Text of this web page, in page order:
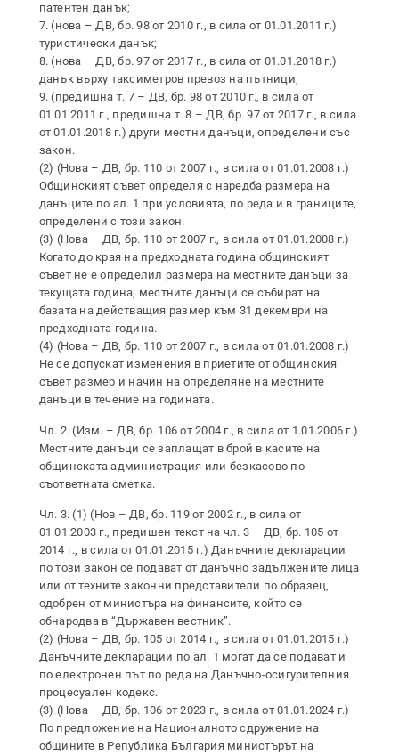
патентен данък;
7. (нова – ДВ, бр. 98 от 2010 г., в сила от 01.01.2011 г.)
туристически данък;
8. (нова – ДВ, бр. 97 от 2017 г., в сила от 01.01.2018 г.)
данък върху таксиметров превоз на пътници;
9. (предишна т. 7 – ДВ, бр. 98 от 2010 г., в сила от
01.01.2011 г., предишна т. 8 – ДВ, бр. 97 от 2017 г., в сила
от 01.01.2018 г.) други местни данъци, определени със
закон.
(2) (Нова – ДВ, бр. 110 от 2007 г., в сила от 01.01.2008 г.)
Общинският съвет определя с наредба размера на
данъците по ал. 1 при условията, по реда и в границите,
определени с този закон.
(3) (Нова – ДВ, бр. 110 от 2007 г., в сила от 01.01.2008 г.)
Когато до края на предходната година общинският
съвет не е определил размера на местните данъци за
текущата година, местните данъци се събират на
базата на действащия размер към 31 декември на
предходната година.
(4) (Нова – ДВ, бр. 110 от 2007 г., в сила от 01.01.2008 г.)
Не се допускат изменения в приетите от общинския
съвет размер и начин на определяне на местните
данъци в течение на годината.
Чл. 2. (Изм. – ДВ, бр. 106 от 2004 г., в сила от 1.01.2006 г.)
Местните данъци се заплащат в брой в касите на
общинската администрация или безкасово по
съответната сметка.
Чл. 3. (1) (Нов – ДВ, бр. 119 от 2002 г., в сила от
01.01.2003 г., предишен текст на чл. 3 – ДВ, бр. 105 от
2014 г., в сила от 01.01.2015 г.) Данъчните декларации
по този закон се подават от данъчно задължените лица
или от техните законни представители по образец,
одобрен от министъра на финансите, който се
обнародва в “Държавен вестник”.
(2) (Нова – ДВ, бр. 105 от 2014 г., в сила от 01.01.2015 г.)
Данъчните декларации по ал. 1 могат да се подават и
по електронен път по реда на Данъчно-осигурителния
процесуален кодекс.
(3) (Нова – ДВ, бр. 106 от 2023 г., в сила от 01.01.2024 г.)
По предложение на Националното сдружение на
общините в Република България министърът на